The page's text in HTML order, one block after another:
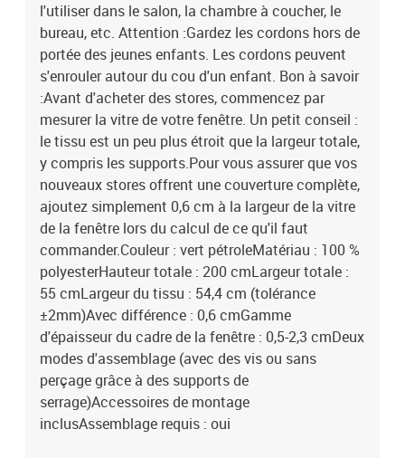
l'utiliser dans le salon, la chambre à coucher, le
bureau, etc. Attention :Gardez les cordons hors de
portée des jeunes enfants. Les cordons peuvent
s'enrouler autour du cou d'un enfant. Bon à savoir
:Avant d'acheter des stores, commencez par
mesurer la vitre de votre fenêtre. Un petit conseil :
le tissu est un peu plus étroit que la largeur totale,
y compris les supports.Pour vous assurer que vos
nouveaux stores offrent une couverture complète,
ajoutez simplement 0,6 cm à la largeur de la vitre
de la fenêtre lors du calcul de ce qu'il faut
commander.Couleur : vert pétroleMatériau : 100 %
polyesterHauteur totale : 200 cmLargeur totale :
55 cmLargeur du tissu : 54,4 cm (tolérance
±2mm)Avec différence : 0,6 cmGamme
d'épaisseur du cadre de la fenêtre : 0,5-2,3 cmDeux
modes d'assemblage (avec des vis ou sans
perçage grâce à des supports de
serrage)Accessoires de montage
inclusAssemblage requis : oui